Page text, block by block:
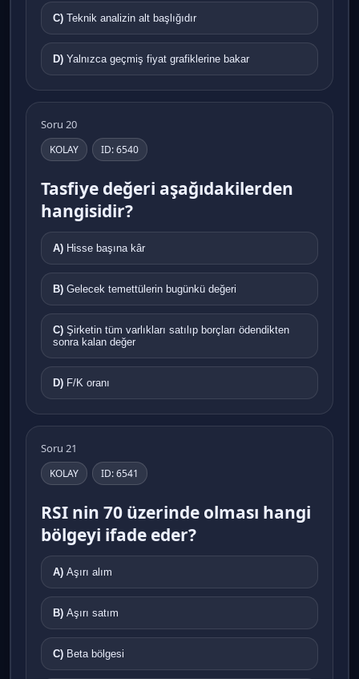
C) Teknik analizin alt başlığıdır
D) Yalnızca geçmiş fiyat grafiklerine bakar
Soru 20
KOLAY ID: 6540
Tasfiye değeri aşağıdakilerden
hangisidir?
A) Hisse başına kâr
B) Gelecek temettülerin bugünkü değeri
C)
sonra kalan değer
D) F/K oranı
Soru 21
KOLAY ID: 6541
RSI nin 70 üzerinde olması hangi
bölgeyi ifade eder?
A) Aşırı alım
B) Aşırı satım
C) Beta bölgesi